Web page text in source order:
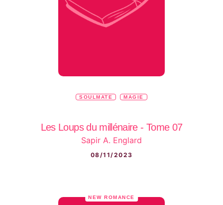
SOULMATE MAGIE
Les Loups du millénaire - Tome 07
Sapir A. Englard
08/11/2023
NEW ROMANCE